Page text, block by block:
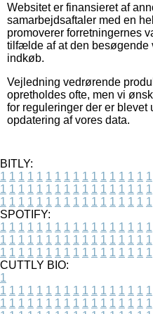
Websitet er finansieret af
samarbejdsaftaler med en
promoverer forretningernes
tilfælde af at den besøgende
indkøb.
Vejledning vedrørende
opretholdes ofte, men vi
for reguleringer der er blevet
opdatering af vores data.
BITLY:
1 1 1 1 1 1 1 1 1 1 1 1 1 1 1 1 1
1 1 1 1 1 1 1 1 1 1 1 1 1 1 1 1 1
1 1 1 1 1 1 1 1 1 1 1 1 1 1 1 1 1
SPOTIFY:
1 1 1 1 1 1 1 1 1 1 1 1 1 1 1 1 1
1 1 1 1 1 1 1 1 1 1 1 1 1 1 1 1 1
1 1 1 1 1 1 1 1 1 1 1 1 1 1 1 1 1
CUTTLY BIO:
1
1 1 1 1 1 1 1 1 1 1 1 1 1 1 1 1 1
1 1 1 1 1 1 1 1 1 1 1 1 1 1 1 1 1